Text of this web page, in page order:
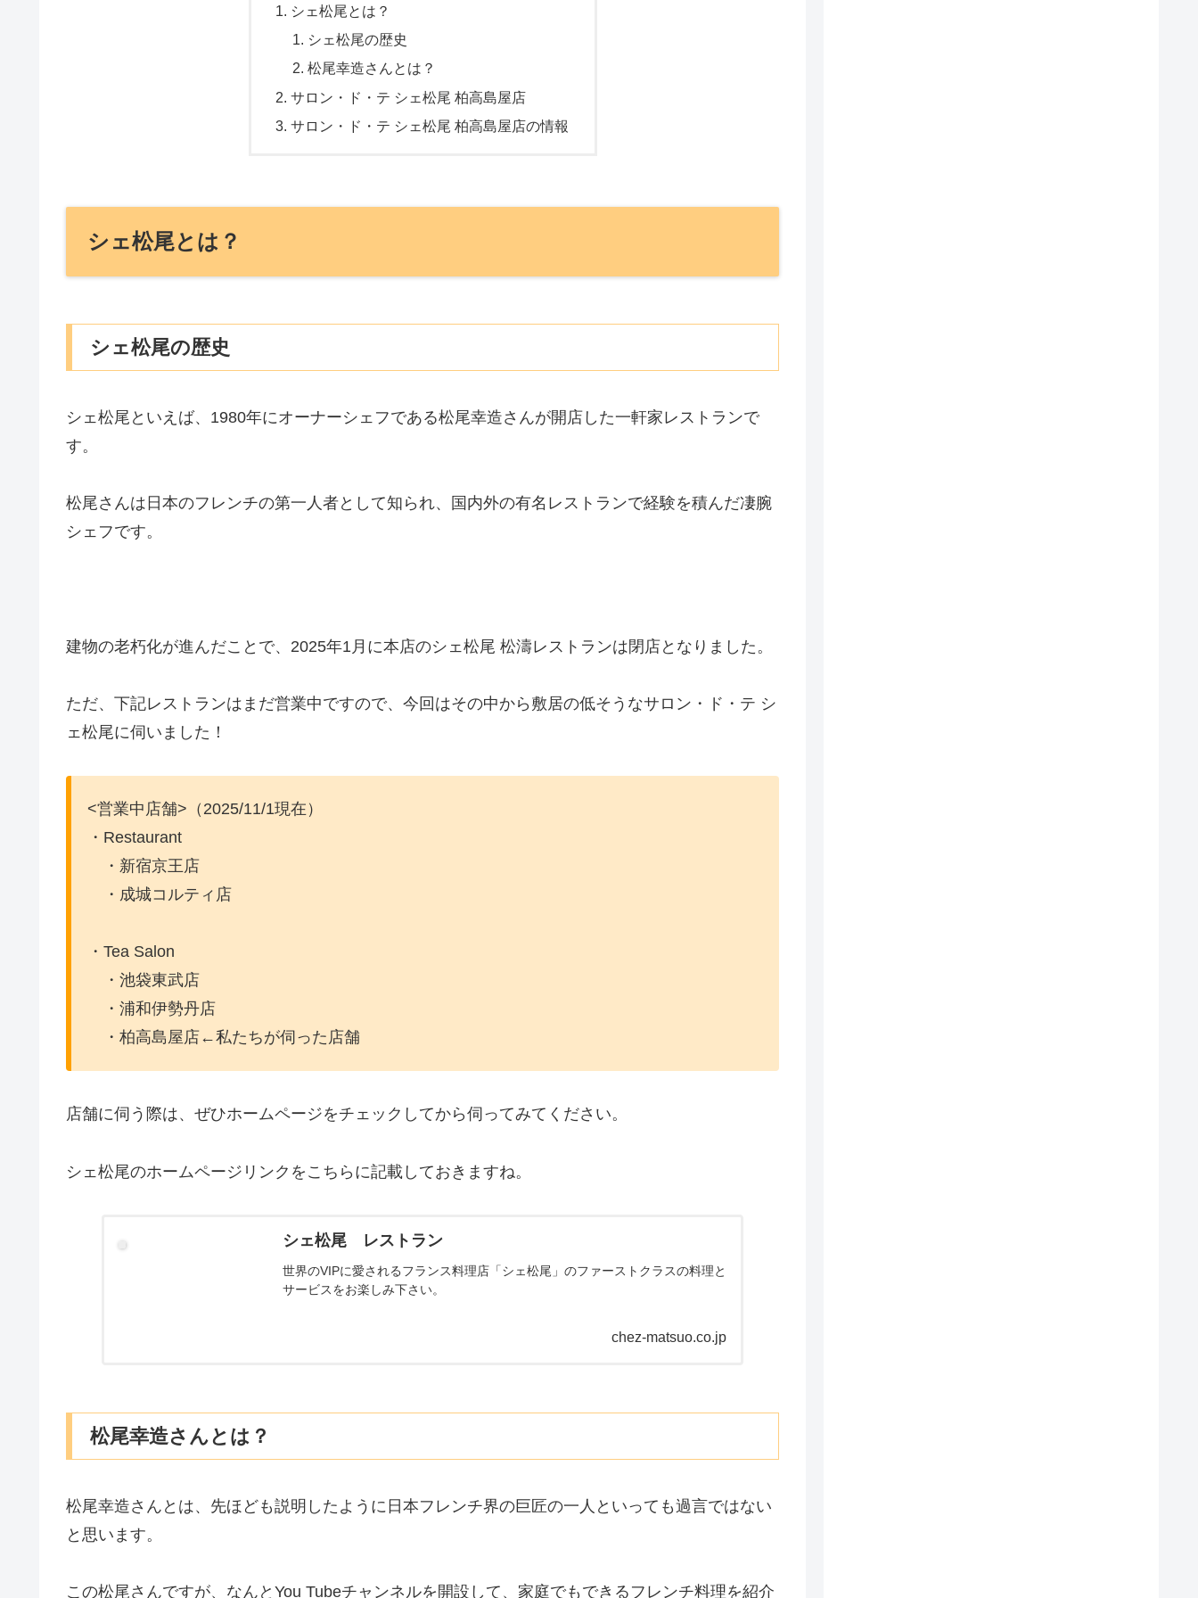
シェ松尾とは？
シェ松尾の歴史
松尾幸造さんとは？
サロン・ド・テ シェ松尾 柏高島屋店
サロン・ド・テ シェ松尾 柏高島屋店の情報
シェ松尾とは？
シェ松尾の歴史
シェ松尾といえば、1980年にオーナーシェフである松尾幸造さんが開店した一軒家レストランで
す。
松尾さんは日本のフレンチの第一人者として知られ、国内外の有名レストランで経験を積んだ凄腕
シェフです。
建物の老朽化が進んだことで、2025年1月に本店のシェ松尾 松濤レストランは閉店となりました。
ただ、下記レストランはまだ営業中ですので、今回はその中から敷居の低そうなサロン・ド・テ シ
ェ松尾に伺いました！
<営業中店舗>（2025/11/1現在）
・Restaurant
・新宿京王店
・成城コルティ店
・Tea Salon
・池袋東武店
・浦和伊勢丹店
・柏高島屋店←私たちが伺った店舗
店舗に伺う際は、ぜひホームページをチェックしてから伺ってみてください。
シェ松尾のホームページリンクをこちらに記載しておきますね。
シェ松尾 レストラン
世界のVIPに愛されるフランス料理店「シェ松尾」のファーストクラスの料理と
サービスをお楽しみ下さい。
chez-matsuo.co.jp
松尾幸造さんとは？
松尾幸造さんとは、先ほども説明したように日本フレンチ界の巨匠の一人といっても過言ではない
と思います。
この松尾さんですが、なんとYou Tubeチャンネルを開設して、家庭でもできるフレンチ料理を紹介